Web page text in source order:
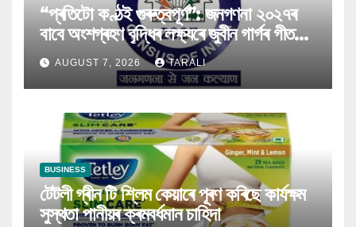
“প্ৰতিটো কণ্ঠই গুৰুত্বপূৰ্ণ”: জনগণনা ২০২৭ৰ
বাবে অংশগ্ৰহণ বৃদ্ধিৰ লক্ষ্যৰে জুবীন গাৰ্গৰ গীত
মুকলিAUGUST 7, 2026 TARALI
BUSINESS
টেটলী গ্ৰীন টি শ্লিম কেয়াৰে পূৰণ কৰিছে কাৰ্যক্ষম
সুস্থতা পানীয়ৰ ক্ৰমবৰ্ধমান চাহিদা